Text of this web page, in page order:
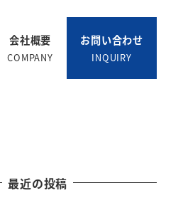
会社概要
COMPANY
お問い合わせ
INQUIRY
最近の投稿